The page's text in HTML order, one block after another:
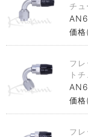
チュ
AN6
価
フ
ト
AN6
価
フ